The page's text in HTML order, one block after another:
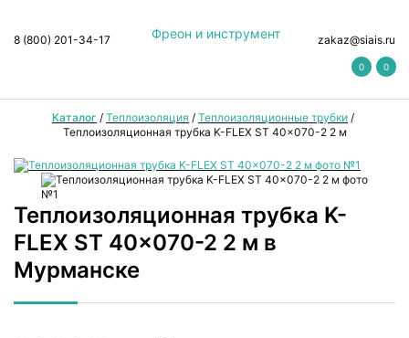
Фреон и инструмент
8 (800) 201-34-17 zakaz@siais.ru
0 0
Каталог / Теплоизоляция / Теплоизоляционные трубки /
Теплоизоляционная трубка K-FLEX ST 40x070-2 2 м
Теплоизоляционная трубка K-
FLEX ST 40x070-2 2 м в
Мурманске